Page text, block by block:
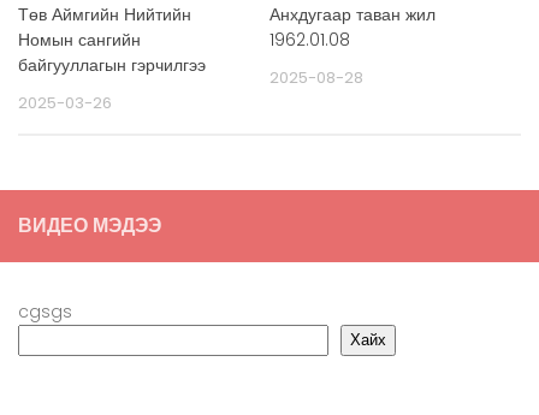
Төв Аймгийн Нийтийн
Номын сангийн
байгууллагын гэрчилгээ
2025-03-26
Анхдугаар таван жил
1962.01.08
2025-08-28
ВИДЕО МЭДЭЭ
cgsgs
Хайх